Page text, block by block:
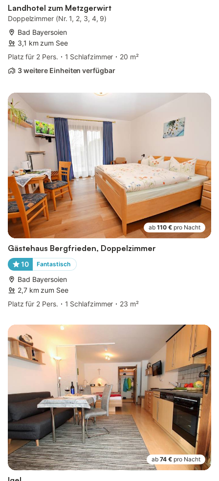
Landhotel zum Metzgerwirt
Doppelzimmer (Nr. 1, 2, 3, 4, 9)
Bad Bayersoien
3,1 km zum See
Platz für 2 Pers.
1 Schlafzimmer
20 m²
3 weitere Einheiten verfügbar
ab 110 € pro Nacht
Gästehaus Bergfrieden, Doppelzimmer
10 Fantastisch
Bad Bayersoien
2,7 km zum See
Platz für 2 Pers.
1 Schlafzimmer 23 m²
ab 74 € pro Nacht